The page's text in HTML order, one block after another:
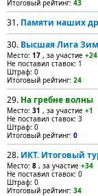
Итоговый рейтинг: 43
31. Памяти наших
30. Высшая Лига
Место: 17 , за участие +24
Не поставил ставок: 1
Штраф: 0
Итоговый рейтинг: 24
29. На гребне волны
Место: 31 , за участие +1
Не поставил ставок: 3
Штраф: 0
Итоговый рейтинг: 0
28. ИКТ. Итоговый
Место: 8 , за участие +34
Не поставил ставок: 0
Штраф: 0
Итоговый рейтинг: 34